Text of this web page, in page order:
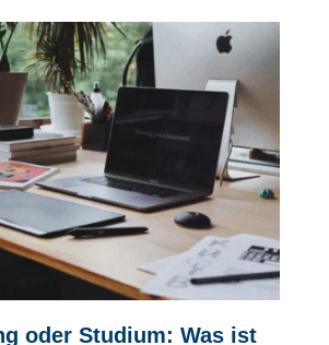
oder Studium: Was ist